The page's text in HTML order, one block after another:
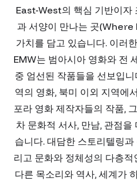
East-West의 핵심 기반이자
과 서양이 만나는 곳
가치를 담고 있습니다. 이러
EMW는 범아시아 영화와 전
중 엄선된 작품들을 선보입
역의 영화, 북미 이외 지역에
포라 영화 제작자들의 작품,
차 문화적 서사, 만남, 관점
습니다. 대담한 스토리텔링
리고 문화와 정체성의 다층
다른 목소리와 역사, 세계가